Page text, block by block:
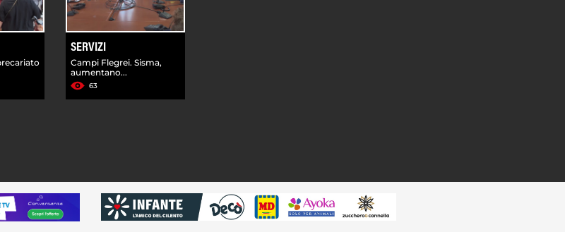
SERVIZI
Campi Flegrei. Sisma,
aumentano...
63